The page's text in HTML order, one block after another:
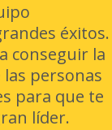
éxitos.
conseguir la
personas
para que te
líder.